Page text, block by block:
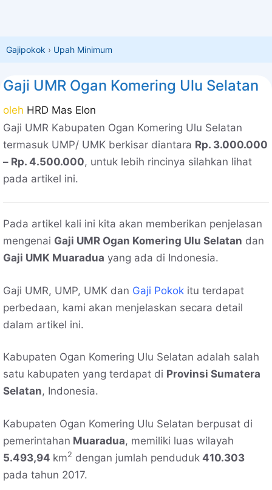
Gajipokok › Upah Minimum
Gaji UMR Ogan Komering Ulu Selatan
oleh HRD Mas Elon
Gaji UMR Kabupaten Ogan Komering Ulu Selatan
termasuk UMP/ UMK berkisar diantara Rp. 3.000.000
– Rp. 4.500.000, untuk lebih rincinya silahkan lihat
pada artikel ini.
Pada artikel kali ini kita akan memberikan penjelasan
mengenai Gaji UMR Ogan Komering Ulu Selatan dan
Gaji UMK Muaradua yang ada di Indonesia.
Gaji UMR, UMP, UMK dan Gaji Pokok itu terdapat
perbedaan, kami akan menjelaskan secara detail
dalam artikel ini.
Kabupaten Ogan Komering Ulu Selatan adalah salah
satu kabupaten yang terdapat di Provinsi Sumatera
Selatan, Indonesia.
Kabupaten Ogan Komering Ulu Selatan berpusat di
pemerintahan Muaradua, memiliki luas wilayah
5.493,94 km2 dengan jumlah penduduk 410.303
pada tahun 2017.